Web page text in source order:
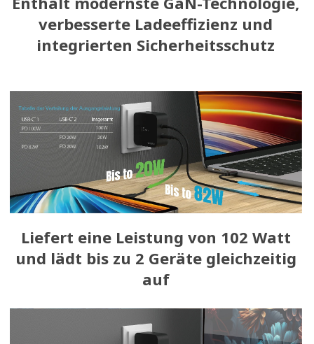
verbesserte Ladeeffizienz und
integrierten Sicherheitsschutz
Liefert eine Leistung von 102 Watt
und lädt bis zu 2 Geräte gleichzeitig
auf